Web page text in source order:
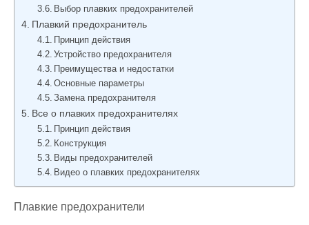
Выбор плавких предохранителей
Плавкий предохранитель
Принцип действия
Устройство предохранителя
Преимущества и недостатки
Основные параметры
Замена предохранителя
Все о плавких предохранителях
Принцип действия
Конструкция
Виды предохранителей
Видео о плавких предохранителях
Плавкие предохранители